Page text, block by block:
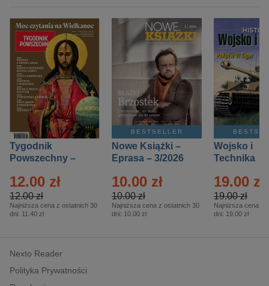
Tygodnik
Powszechny –
12.00 zł
12.00 zł
Najniższa cena z ostatnich 30
dni: 11.40 zł
BESTSELLER
Nowe Książki –
Eprasa – 3/2026
10.00 zł
10.00 zł
Najniższa cena z ostatnich 30
dni: 10.00 zł
Wojsko i
Technika
– 2/2026
19.00 zł
19.00 zł
Najniższa cena z
dni: 19.00 zł
Nexto Reader
Polityka Prywatności